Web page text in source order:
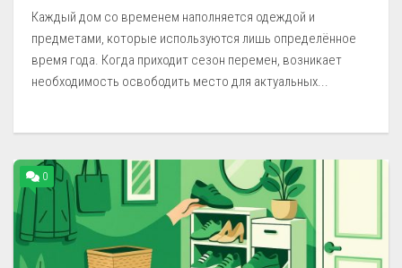
Каждый дом со временем наполняется одеждой и
предметами, которые используются лишь определённое
время года. Когда приходит сезон перемен, возникает
необходимость освободить место для актуальных...
0